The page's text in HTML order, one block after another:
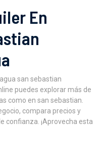
En
san sebastian
puedes explorar más de
como en san sebastian.
compara precios y
confianza. ¡Aprovecha esta